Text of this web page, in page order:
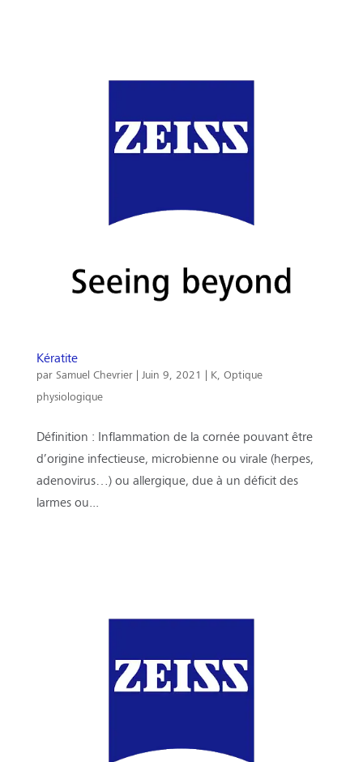
Kératite
par Samuel Chevrier| Juin 9, 2021 | K, Optique
physiologique
Définition : Inflammation de la cornée pouvant être
d’origine infectieuse, microbienne ou virale (herpes,
adenovirus…) ou allergique, due à un déficit des
larmes ou...